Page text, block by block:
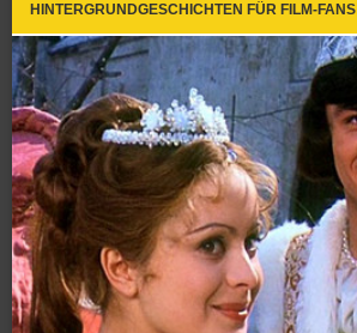
HINTERGRUNDGESCHICHTEN FÜR FILM-FANS